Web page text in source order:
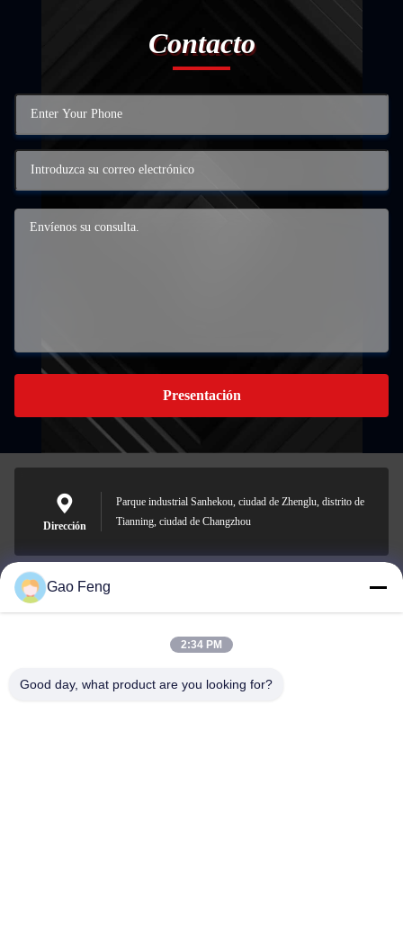
Contacto
Presentación
Dirección
Parque industrial Sanhekou, ciudad de Zhenglu, distrito de
Tianning, ciudad de Changzhou
suli@sulidry.com
Gao Feng
2:34 PM
Good day, what product are you looking for?